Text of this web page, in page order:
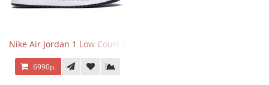
Nike Air Jordan 1 Low Court Purple
6990р.